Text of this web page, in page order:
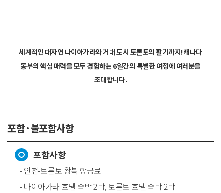
세계적인 대자연 나이아가라와 거대 도시 토론토의 활기까지! 캐나다
동부의 핵심 매력을 모두 경험하는 6일간의 특별한 여정에 여러분을
초대합니다.
포함·불포함사항
포함사항
- 인천-토론토 왕복 항공료
- 나이아가라 호텔 숙박 2박, 토론토 호텔 숙박 2박